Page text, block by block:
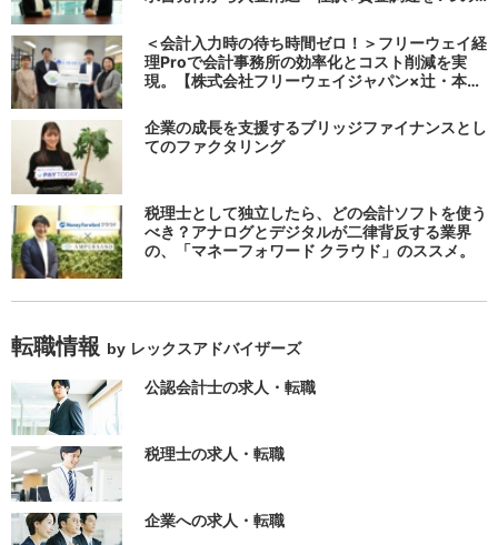
＜会計入力時の待ち時間ゼロ！＞フリーウェイ経
理Proで会計事務所の効率化とコスト削減を実
現。【株式会社フリーウェイジャパン×辻・本郷
企業の成長を支援するブリッジファイナンスとし
てのファクタリング
税理士として独立したら、どの会計ソフトを使う
べき？アナログとデジタルが二律背反する業界
の、「マネーフォワード クラウド」のススメ。
転職情報 by レックスアドバイザーズ
公認会計士の求人・転職
税理士の求人・転職
企業への求人・転職